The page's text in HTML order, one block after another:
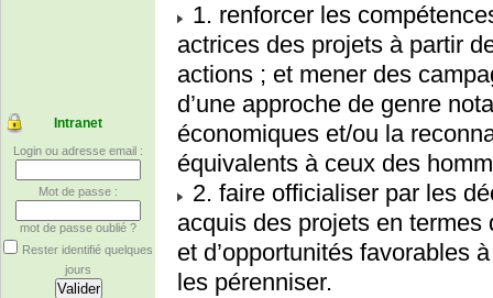
Intranet
Login ou adresse email :
Mot de passe :
mot de passe oublié ?
Rester identifié quelques
jours
1. renforcer les
actrices des projets à partir
actions ; et mener des
d’une approche de genre
économiques et/ou la
équivalents à ceux des
2. faire officialiser par les
acquis des projets en
et d’opportunités favorables
les pérenniser.